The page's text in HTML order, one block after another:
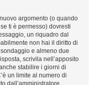
argomento (o quando
ti è permesso) dovresti
un riquadro dal
non hai il diritto di
e almeno due
scrivila nell’apposito
stabilire i giorni di
un limite al numero di
dall’amministratore.